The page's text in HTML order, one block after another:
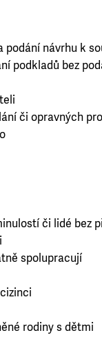
podání návrhu k
podkladů bez
či opravných
či lidé bez
spolupracují
rodiny s dětmi